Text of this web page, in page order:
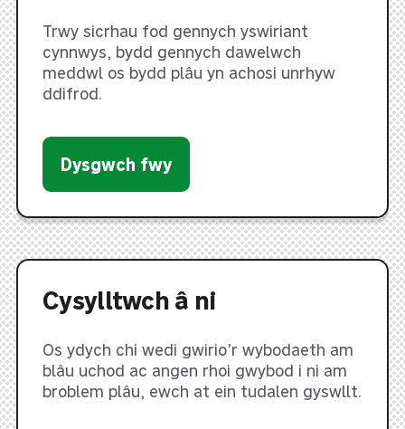
Trwy sicrhau fod gennych yswiriant
cynnwys, bydd gennych dawelwch
meddwl os bydd plâu yn achosi unrhyw
ddifrod.
Dysgwch fwy
Cysylltwch â ni
Os ydych chi wedi gwirio’r wybodaeth am
blâu uchod ac angen rhoi gwybod i ni am
broblem plâu, ewch at ein tudalen gyswllt.